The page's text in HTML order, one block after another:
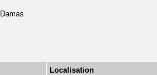
Localisation